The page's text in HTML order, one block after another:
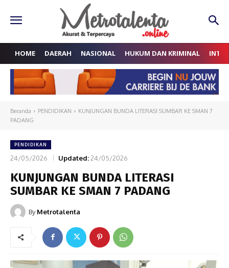
HOME DAERAH NASIONAL HUKUM DAN KRIMINAL
Beranda PENDIDIKAN
KUNJUNGAN BUNDA LITERASI SUMBAR KE SMAN 7
PADANG
PENDIDIKAN
24/05/2026 Updated:24/05/2026
KUNJUNGAN BUNDA LITERASI
SUMBAR KE SMAN 7 PADANG
By Metrotalenta